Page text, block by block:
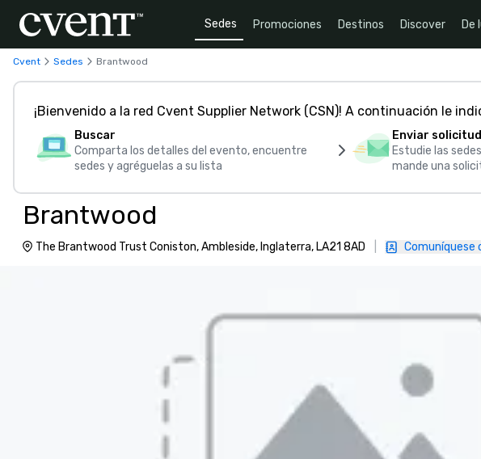
Sedes Promociones Destinos Discover De
Cvent Sedes Brantwood
¡Bienvenido a la red Cvent Supplier Network (CSN)! A continuación le
Buscar
Comparta los detalles del evento, encuentre
sedes y agréguelas a su lista
Enviar solicitud
Estudie las
mande una
Brantwood
The Brantwood Trust Coniston, Ambleside, Inglaterra, LA21 8AD Comuníquese